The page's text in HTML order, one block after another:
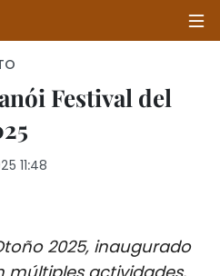
Festival del
11:48
2025, inaugurado